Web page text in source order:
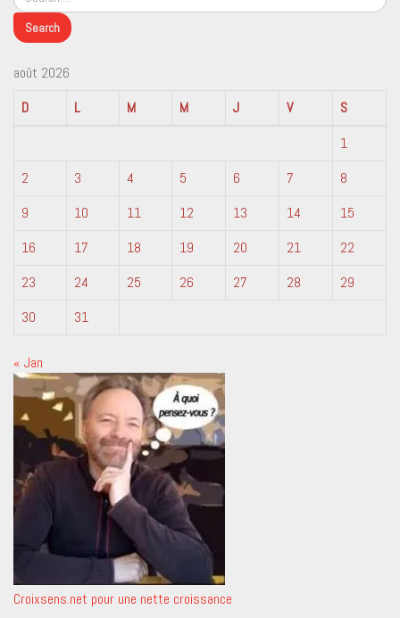
août 2026
D
L M M J V
S
1
2
3 4 5 6 7
8
9
10 11 12 13 14
15
16
17 18 19 20 21
22
23
24 25 26 27 28
29
30
31
« Jan
Croixsens.net pour une nette croissance